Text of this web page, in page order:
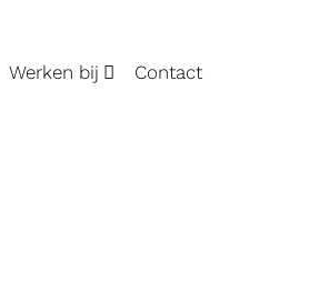
Werken bij Contact